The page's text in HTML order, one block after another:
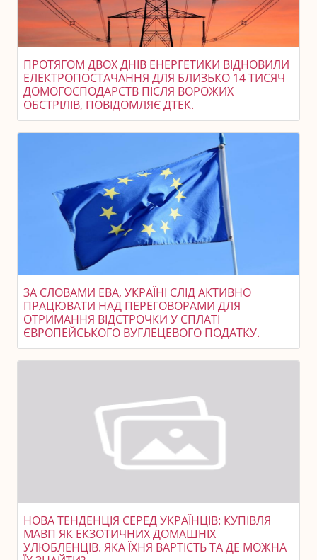
ПРОТЯГОМ ДВОХ ДНІВ ЕНЕРГЕТИКИ ВІДНОВИЛИ
ЕЛЕКТРОПОСТАЧАННЯ ДЛЯ БЛИЗЬКО 14 ТИСЯЧ
ДОМОГОСПОДАРСТВ ПІСЛЯ ВОРОЖИХ
ОБСТРІЛІВ, ПОВІДОМЛЯЄ ДТЕК.
ЗА СЛОВАМИ EBA, УКРАЇНІ СЛІД АКТИВНО
ПРАЦЮВАТИ НАД ПЕРЕГОВОРАМИ ДЛЯ
ОТРИМАННЯ ВІДСТРОЧКИ У СПЛАТІ
ЄВРОПЕЙСЬКОГО ВУГЛЕЦЕВОГО ПОДАТКУ.
НОВА ТЕНДЕНЦІЯ СЕРЕД УКРАЇНЦІВ: КУПІВЛЯ
МАВП ЯК ЕКЗОТИЧНИХ ДОМАШНІХ
УЛЮБЛЕНЦІВ. ЯКА ЇХНЯ ВАРТІСТЬ ТА ДЕ МОЖНА